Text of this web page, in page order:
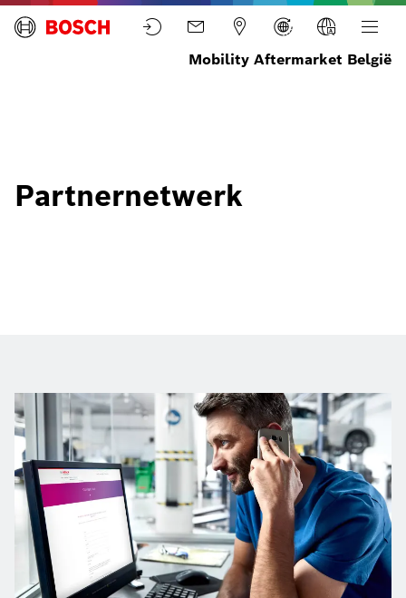
Mobility Aftermarket België
Partnernetwerk